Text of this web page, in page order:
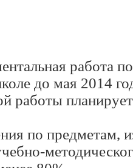
работа
до мая 2014
работы
по предметам,